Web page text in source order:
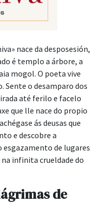
nace da desposesión,
é templo a árbore, a
mogol. O poeta vive
o desamparo dos
até ferilo e facelo
que lle nace do propio
ás deusas que
e descobre a
de lugares
infinita crueldade do
de